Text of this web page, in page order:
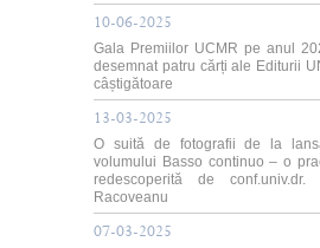
10-06-2025
Gala Premiilor UCMR pe anul
desemnat patru cărți ale Editurii
câștigătoare
13-03-2025
O suită de fotografii de la
volumului Basso continuo – o
redescoperită de conf.univ.dr.
Racoveanu
07-03-2025